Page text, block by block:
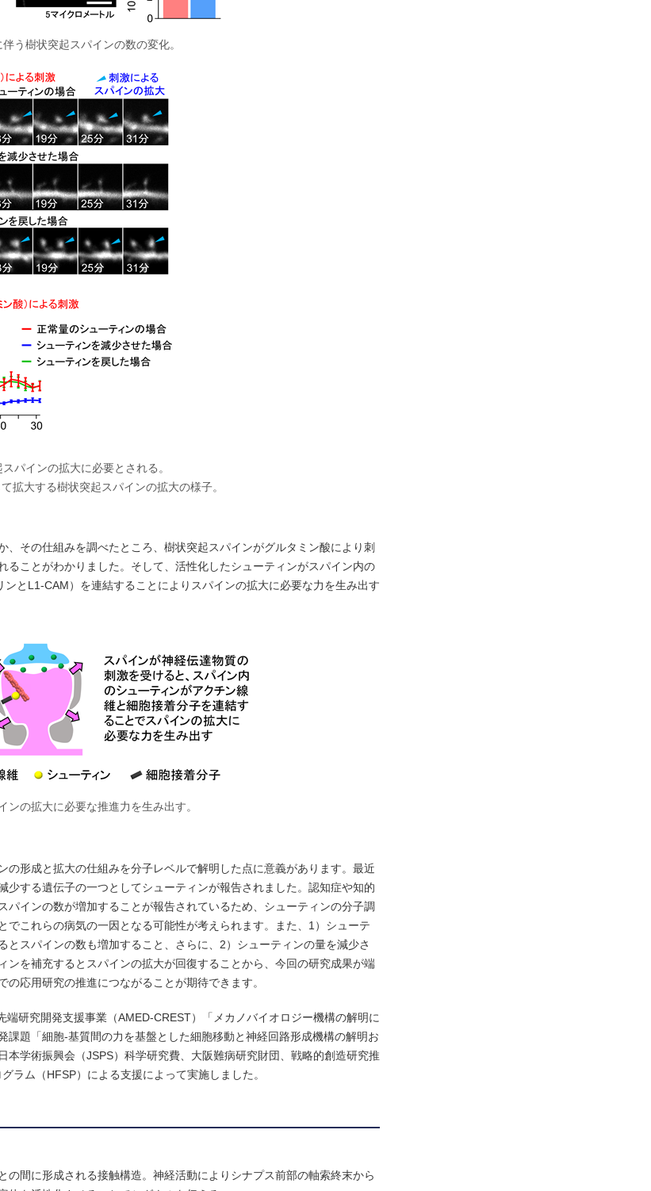
う樹状突起スパインの数の変化。
パインの拡大に必要とされる。
拡大する樹状突起スパインの拡大の様子。
その仕組みを調べたところ、樹状突起スパインがグルタミン酸により刺
ことがわかりました。そして、活性化したシューティンがスパイン内の
ンとL1-CAM）を連結することによりスパインの拡大に必要な力を生み出す
の拡大に必要な推進力を生み出す。
形成と拡大の仕組みを分子レベルで解明した点に意義があります。最近
する遺伝子の一つとしてシューティンが報告されました。認知症や知的
インの数が増加することが報告されているため、シューティンの分子調
これらの病気の一因となる可能性が考えられます。また、1）シューテ
スパインの数も増加すること、さらに、2）シューティンの量を減少さ
を補充するとスパインの拡大が回復することから、今回の研究成果が端
応用研究の推進につながることが期待できます。
研究開発支援事業（AMED-CREST）「メカノバイオロジー機構の解明に
題「細胞-基質間の力を基盤とした細胞移動と神経回路形成機構の解明お
学術振興会（JSPS）科学研究費、大阪難病研究財団、戦略的創造研究推
ラム（HFSP）による支援によって実施しました。
間に形成される接触構造。神経活動によりシナプス前部の軸索終末から